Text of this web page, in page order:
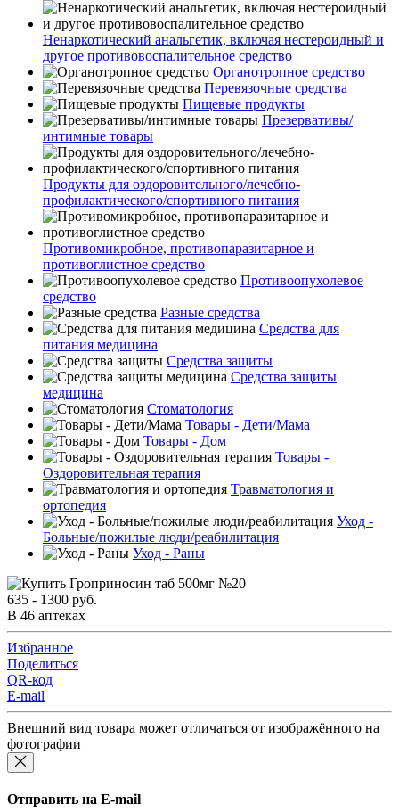
Ненаркотический анальгетик, включая нестероидный и
другое противовоспалительное средство
Органотропное средство
Перевязочные средства
Пищевые продукты
Презервативы/
интимные товары
Продукты для оздоровительного/лечебно-
профилактического/спортивного питания
Противомикробное, противопаразитарное и
противоглистное средство
Противоопухолевое
средство
Разные средства
Средства для
питания медицина
Средства защиты
Средства защиты
медицина
Стоматология
Товары - Дети/Мама
Товары - Дом
Товары -
Оздоровительная терапия
Травматология и
ортопедия
Уход -
Больные/пожилые люди/реабилитация
Уход - Раны
635 - 1300 руб.
В 46 аптеках
Избранное
Поделиться
QR-код
E-mail
Внешний вид товара может отличаться от изображённого на
фотографии
Отправить на E-mail